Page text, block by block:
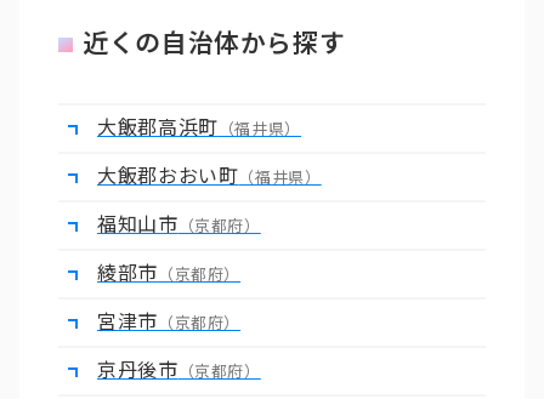
近くの自治体から探す
大飯郡高浜町 （福井県）
大飯郡おおい町 （福井県）
福知山市 （京都府）
綾部市 （京都府）
宮津市 （京都府）
京丹後市 （京都府）